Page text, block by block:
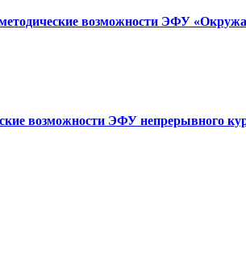
методические возможности ЭФУ
возможности ЭФУ непрерывного